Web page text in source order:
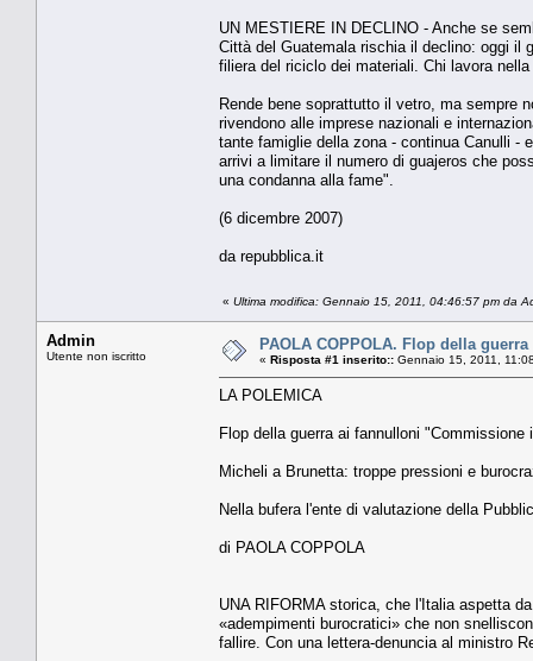
UN MESTIERE IN DECLINO - Anche se
Città del Guatemala rischia il declino: oggi il
filiera del riciclo dei materiali. Chi lavora
Rende bene soprattutto il vetro, ma sempre
rivendono alle imprese nazionali e
tante famiglie della zona - continua Canulli -
arrivi a limitare il numero di guajeros che
una condanna alla fame".
(6 dicembre 2007)
da repubblica.it
« Ultima modifica: Gennaio 15, 2011, 04:46:57 pm da
Admin
Utente non iscritto
PAOLA COPPOLA. Flop della
« Risposta #1 inserito:: Gennaio 15, 2011,
LA POLEMICA
Flop della guerra ai fannulloni
Micheli a Brunetta: troppe pressioni e
Nella bufera l'ente di valutazione della
di PAOLA COPPOLA
UNA RIFORMA storica, che l'Italia aspetta
«adempimenti burocratici» che non
fallire. Con una lettera-denuncia al ministro